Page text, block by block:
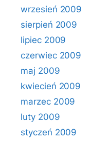
wrzesień 2009
sierpień 2009
lipiec 2009
czerwiec 2009
maj 2009
kwiecień 2009
marzec 2009
luty 2009
styczeń 2009